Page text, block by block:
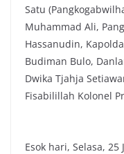
Satu
Muhammad Ali,
Hassanudin,
Budiman Bulo,
Dwika Tjahja
Fisabilillah Kolonel
Esok hari, Selasa, 25